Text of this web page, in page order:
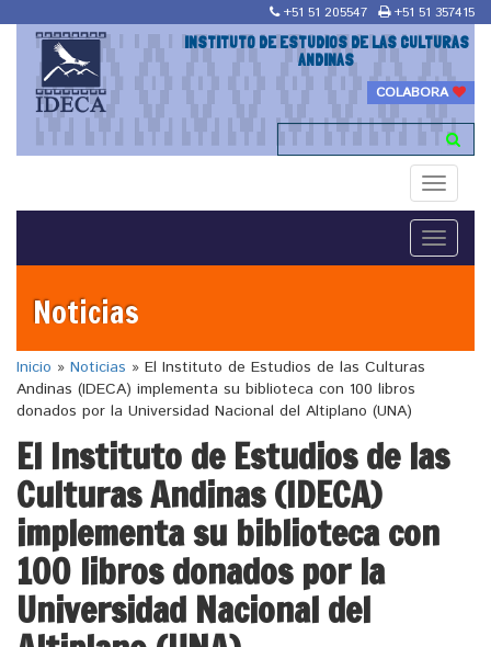
+51 51 205547 +51 51 357415
INSTITUTO DE ESTUDIOS DE LAS CULTURAS
ANDINAS
COLABORA
Toggle
Toggle
Noticias
Inicio » Noticias » El Instituto de Estudios de las Culturas
Andinas (IDECA) implementa su biblioteca con 100 libros
donados por la Universidad Nacional del Altiplano (UNA)
El Instituto de Estudios de las
Culturas Andinas (IDECA)
implementa su biblioteca con
100 libros donados por la
Universidad Nacional del